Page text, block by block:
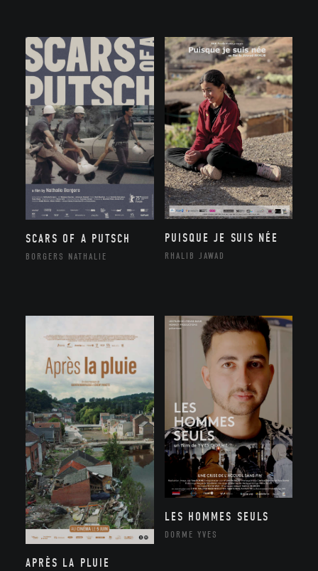
SCARS OF A PUTSCH
BORGERS NATHALIE
PUISQUE JE SUIS NÉE
RHALIB JAWAD
APRÈS LA PLUIE
LES HOMMES SEULS
DORME YVES